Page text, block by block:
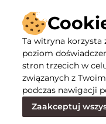
Ta witryna korzysta
poziom
stron trzecich w
związanych z
podczas nawigacji
Zaakceptuj